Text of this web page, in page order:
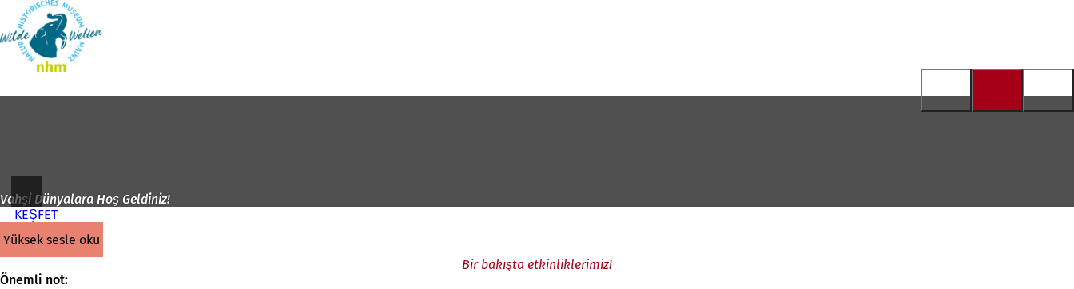
İçeriğe atla
sayfaya
Vahşi Dünyalara Hoş Geldiniz!
KEŞFET
yüksek sesle oku
Bir bakışta etkinliklerimiz!
Önemli not: